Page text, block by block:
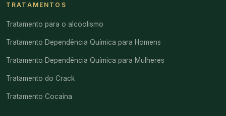
TRATAMENTOS
Tratamento para o alcoolismo
Tratamento Dependência Química para Homens
Tratamento Dependência Química para Mulheres
Tratamento do Crack
Tratamento Cocaína